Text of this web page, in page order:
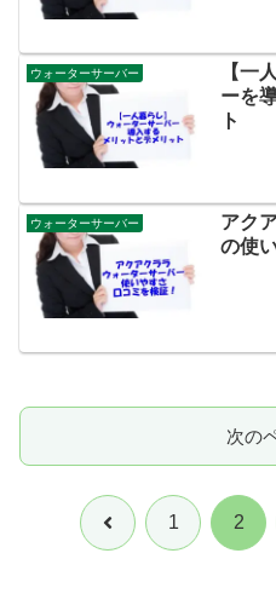
ウォーターサーバー
【一
ーを
ト
ウォーターサーバー
アク
の使
次の
前 1 2